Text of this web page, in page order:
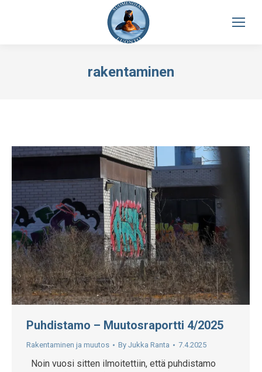
rakentaminen
Puhdistamo – Muutosraportti 4/2025
Rakentaminen ja muutos By Jukka Ranta 7.4.2025
Noin vuosi sitten ilmoitettiin, että puhdistamo